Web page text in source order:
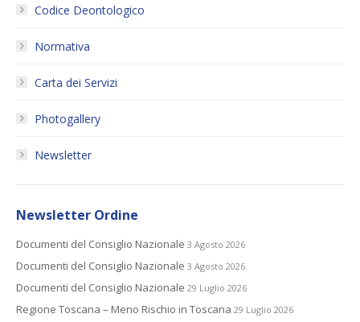
Codice Deontologico
Normativa
Carta dei Servizi
Photogallery
Newsletter
Newsletter Ordine
Documenti del Consiglio Nazionale 3 Agosto 2026
Documenti del Consiglio Nazionale 3 Agosto 2026
Documenti del Consiglio Nazionale 29 Luglio 2026
Regione Toscana – Meno Rischio in Toscana 29 Luglio 2026